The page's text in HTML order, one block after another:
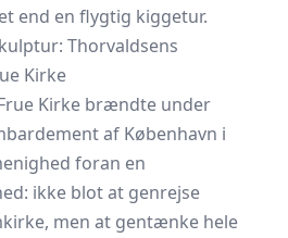
end en flygtig kiggetur.
Thorvaldsens
Kirke
Kirke brændte under
af København i
foran en
ikke blot at genrejse
men at gentænke hele